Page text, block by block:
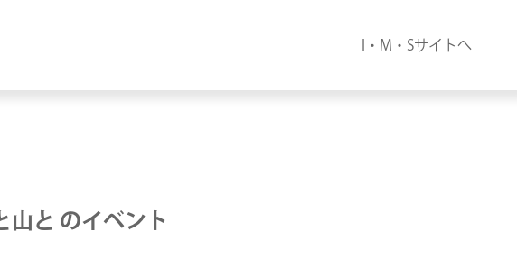
I・M・Sサイトへ
山と のイベント